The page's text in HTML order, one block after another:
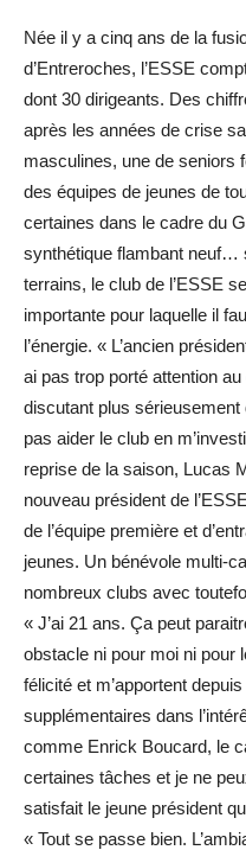
Née il y a cinq ans de la
d’Entreroches, l’ESSE
dont 30 dirigeants. Des
après les années de crise
masculines, une de seniors
des équipes de jeunes de
certaines dans le cadre du
synthétique flambant neuf…
terrains, le club de l’ESSE
importante pour laquelle il
l’énergie. « L’ancien
ai pas trop porté attention
discutant plus sérieusement
pas aider le club en
reprise de la saison, Lucas
nouveau président de
de l’équipe première et
jeunes. Un bénévole multi-
nombreux clubs avec
« J’ai 21 ans. Ça peut
obstacle ni pour moi ni pour
félicité et m’apportent
supplémentaires dans
comme Enrick Boucard, le
certaines tâches et je ne
satisfait le jeune président
« Tout se passe bien.